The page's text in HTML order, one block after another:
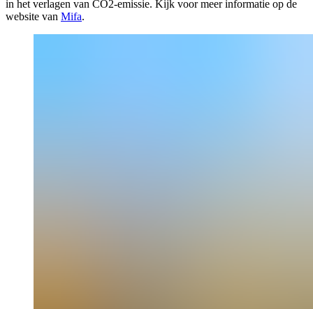
in het verlagen van CO2-emissie. Kijk voor meer informatie op de
website van Mifa.